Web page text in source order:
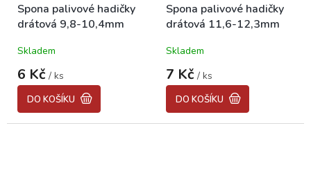
Spona palivové hadičky
drátová 9,8-10,4mm
Skladem
6 Kč / ks
DO KOŠÍKU
Spona palivové hadičky
drátová 11,6-12,3mm
Skladem
7 Kč / ks
DO KOŠÍKU